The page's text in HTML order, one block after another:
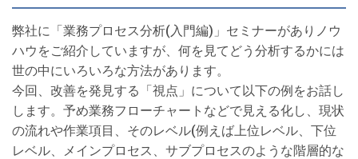
弊社に「業務プロセス分析(入門編)」セミナーがありノウ
ハウをご紹介していますが、何を見てどう分析するかには
世の中にいろいろな方法があります。
今回、改善を発見する「視点」について以下の例をお話し
します。予め業務フローチャートなどで見える化し、現状
の流れや作業項目、そのレベル(例えば上位レベル、下位
レベル、メインプロセス、サブプロセスのような階層的な